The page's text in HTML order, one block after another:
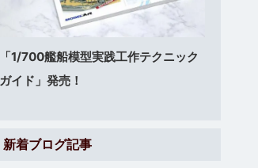
「1/700艦船模型実践工作テクニック
ガイド」発売！
新着ブログ記事